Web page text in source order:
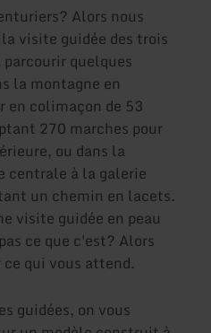
Alors nous
visite guidée des trois
quelques
la montagne en
en colimaçon de 53
270 marches pour
ou dans la
centrale à la galerie
un chemin en lacets.
visite guidée en peau
ce que c'est? Alors
qui vous attend.
guidées, on vous